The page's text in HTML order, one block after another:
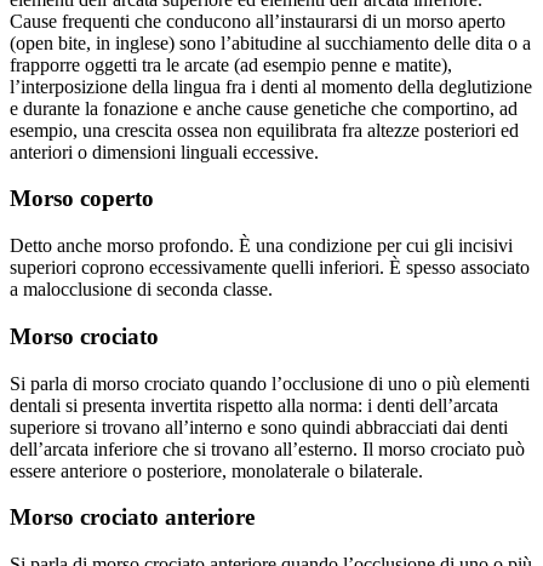
Cause frequenti che conducono all’instaurarsi di un morso aperto
(open bite, in inglese) sono l’abitudine al succhiamento delle dita o a
frapporre oggetti tra le arcate (ad esempio penne e matite),
l’interposizione della lingua fra i denti al momento della deglutizione
e durante la fonazione e anche cause genetiche che comportino, ad
esempio, una crescita ossea non equilibrata fra altezze posteriori ed
anteriori o dimensioni linguali eccessive.
Morso coperto
Detto anche morso profondo. È una condizione per cui gli incisivi
superiori coprono eccessivamente quelli inferiori. È spesso associato
a malocclusione di seconda classe.
Morso crociato
Si parla di morso crociato quando l’occlusione di uno o più elementi
dentali si presenta invertita rispetto alla norma: i denti dell’arcata
superiore si trovano all’interno e sono quindi abbracciati dai denti
dell’arcata inferiore che si trovano all’esterno. Il morso crociato può
essere anteriore o posteriore, monolaterale o bilaterale.
Morso crociato anteriore